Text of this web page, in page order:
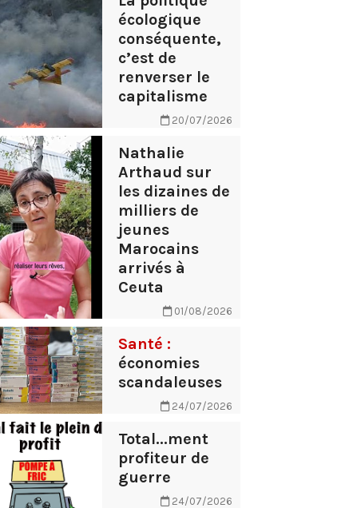
écologique
conséquente,
c’est de
renverser le
capitalisme
20/07/2026
Nathalie
Arthaud sur
les dizaines de
milliers de
jeunes
Marocains
arrivés à
Ceuta
01/08/2026
Santé :
économies
scandaleuses
24/07/2026
Total...ment
profiteur de
guerre
24/07/2026